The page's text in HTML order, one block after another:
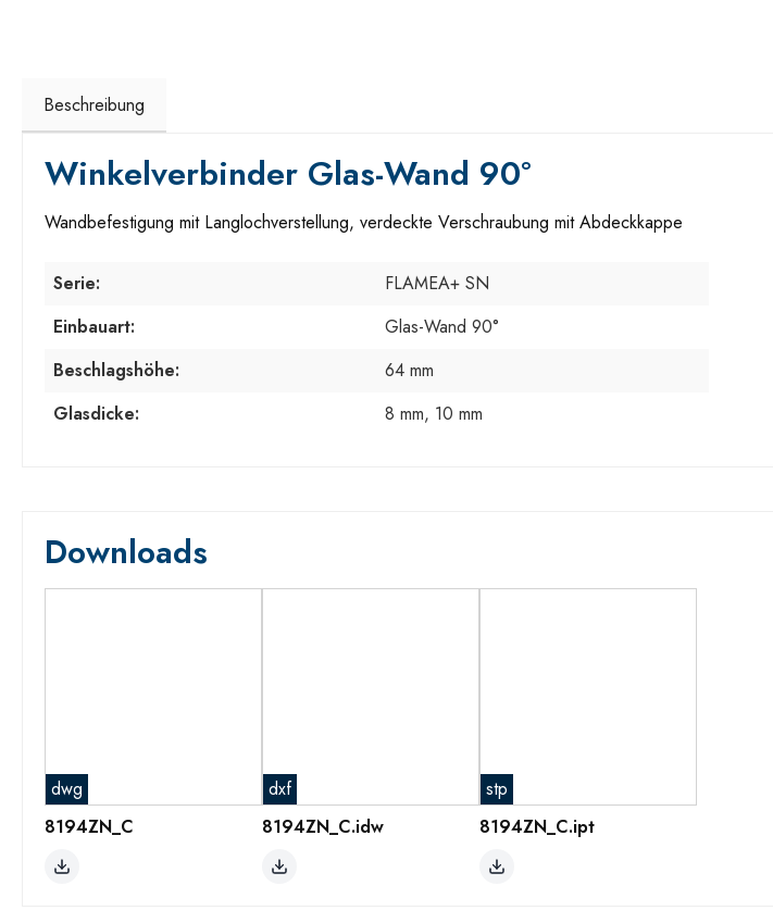
Beschreibung
Winkelverbinder Glas-Wand 90°
Wandbefestigung mit Langlochverstellung, verdeckte Verschraubung mit Abdeckkappe
Serie:
FLAMEA+ SN
Einbauart:
Glas-Wand 90°
Beschlagshöhe:
64 mm
Glasdicke:
8 mm, 10 mm
Downloads
dwg
8194ZN_C
dxf
8194ZN_C.idw
stp
8194ZN_C.ipt